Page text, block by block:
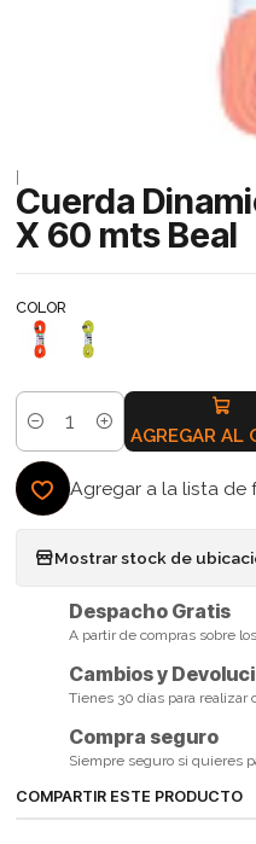
Cuerda
X 60 mts Beal
COLOR
Cantidad AGREGAR AL
Agregar a la lista de
Mostrar stock de
Despacho Gratis
A partir de compras sobre
Cambios y
Tienes 30 días para realizar
Compra seguro
Siempre seguro si quieres
COMPARTIR ESTE PRODUCTO